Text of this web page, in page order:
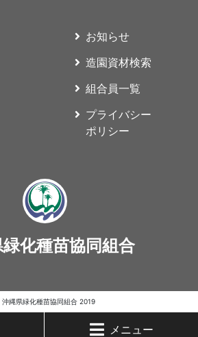
メニュー
お知らせ
造園資材検索
組合員一覧
プライバシー
ポリシー
化種苗協同組合
縄県緑化種苗協同組合 2019